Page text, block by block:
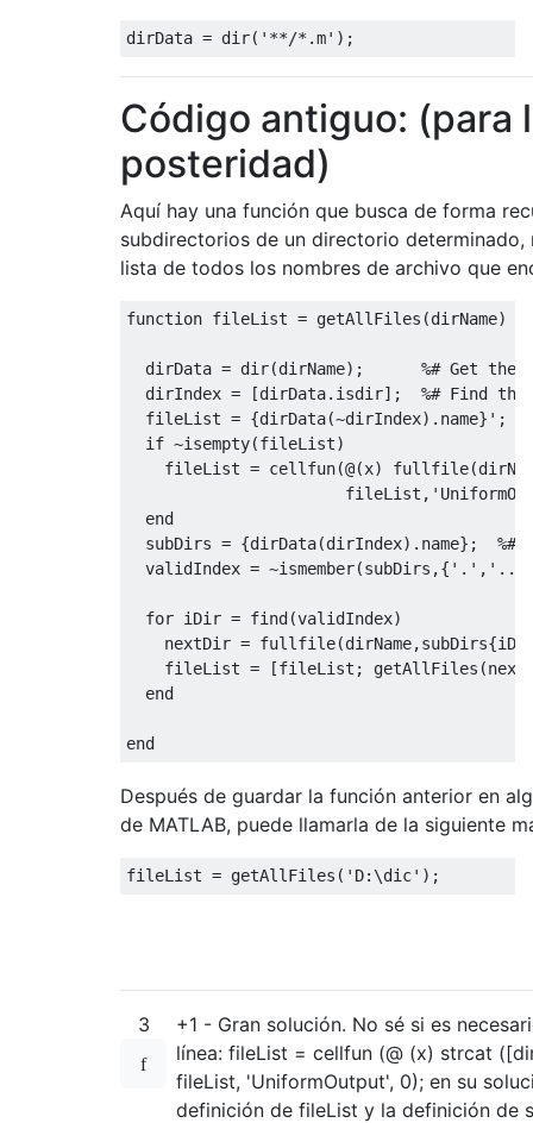
dirData = dir( '**/*.m' ) ;
Código antiguo: (para
posteridad)
Aquí hay una función que busca de forma
subdirectorios de un directorio determinado,
lista de todos los nombres de archivo que
function fileList = getAllFiles (dirName)
dirData = dir(dirName) ;
%# Get
dirIndex = [dirData.isdir] ;
%# Find
fileList = {dirData(~dirIndex) . name} ' ;
if ~isempty(fileList)
fileList = cellfun(@(x) fullfile(
fileList ,
end
subDirs = {dirData(dirIndex) . name} ;
%#
validIndex = ~ismember(subDirs ,{ '.' , '..'
for iDir = find(validIndex)
nextDir = fullfile(dirName,subDirs{
fileList = [fileList ; getAllFiles (
end
end
Después de guardar la función anterior en
de MATLAB, puede llamarla de la siguiente
fileList = getAllFiles ( 'D:\dic' ) ;
3
+1 - Gran solución. No sé si es
línea: fileList = cellfun (@ (x) strcat
fileList, 'UniformOutput', 0); en su
definición de fileList y la definición de